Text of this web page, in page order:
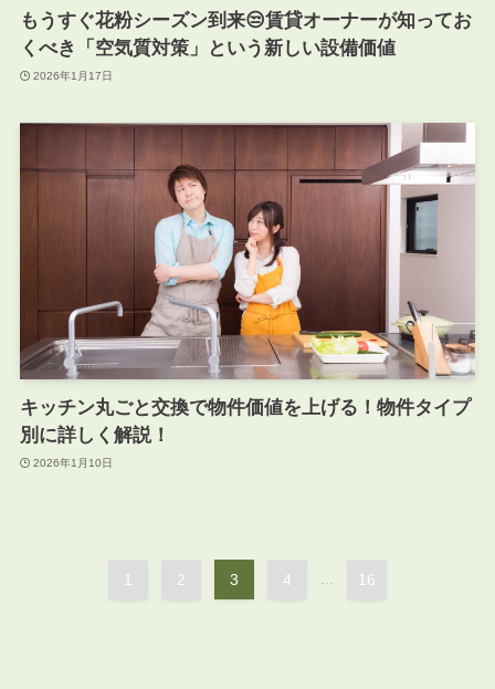
もうすぐ花粉シーズン到来😒賃貸オーナーが知ってお
くべき「空気質対策」という新しい設備価値
2026年1月17日
キッチン丸ごと交換で物件価値を上げる！物件タイプ
別に詳しく解説！
2026年1月10日
1 2 3 4 ... 16